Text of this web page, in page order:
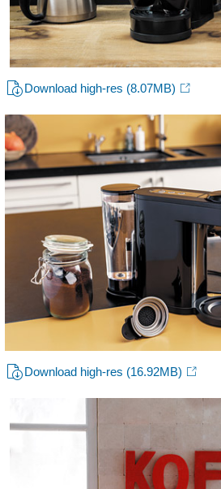
Download high-res (8.07MB)
Download high-res (16.92MB)